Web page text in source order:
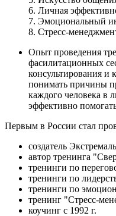
6. Личная
7. Эмоциональный
8. Стресс-
Опыт проведения
фасилитационных
консультирования и
понимать причины
каждого человека в
эффективно
Первым в России стал
создатель
автор тренинга
тренинги по
тренинги по
тренинги по
тренинг "Стресс-
коучинг с 1992 г.